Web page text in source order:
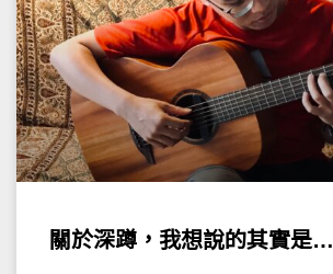
關於深蹲，我想說的其實是…